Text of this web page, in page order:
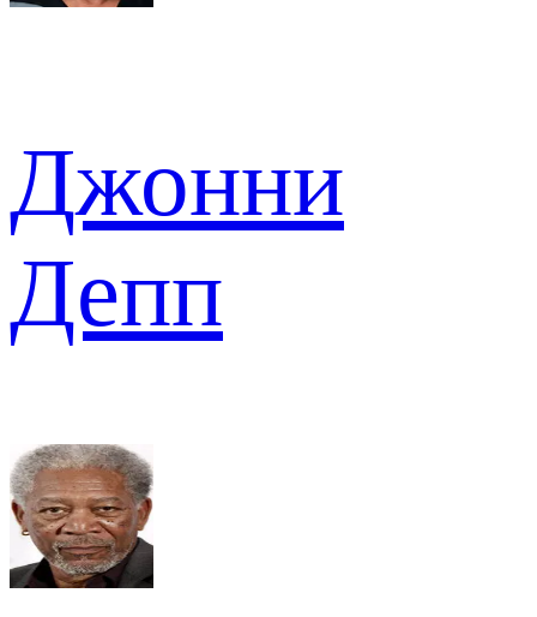
Джонни
Депп